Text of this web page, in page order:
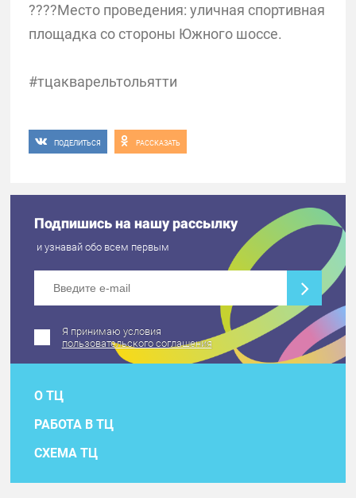
????Место проведения: уличная спортивная
площадка со стороны Южного шоссе.
#тцакварельтольятти
ПОДЕЛИТЬСЯ РАССКАЗАТЬ
Подпишись на нашу рассылку
и узнавай обо всем первым
Я принимаю условия
пользовательского соглашения
О ТЦ
РАБОТА В ТЦ
СХЕМА ТЦ